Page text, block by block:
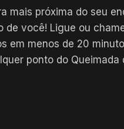
mais próxima do seu
de você! Ligue ou
em menos de 20
ponto do Queimada